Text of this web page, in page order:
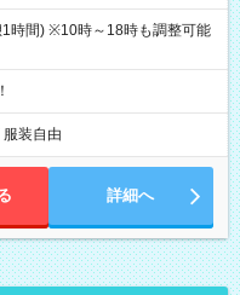
間) ※10時～18時も調整可能
服装自由
詳細へ